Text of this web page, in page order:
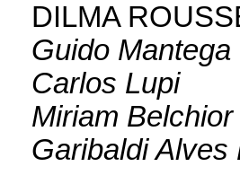
DILMA
Guido Mantega
Carlos Lupi
Miriam Belchior
Garibaldi Alves